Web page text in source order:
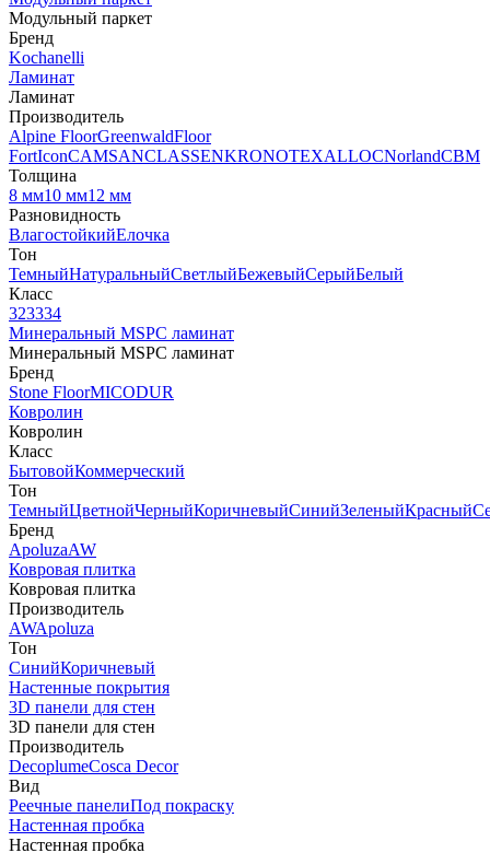
Модульный паркет
Бренд
Kochanelli
Ламинат
Ламинат
Производитель
Alpine FloorGreenwaldFloor
FortIconCAMSANCLASSENKRONOTEXALLOCNorlandCBM
Толщина
8 мм10 мм12 мм
Разновидность
ВлагостойкийЕлочка
Тон
ТемныйНатуральныйСветлыйБежевыйСерыйБелый
Класс
323334
Минеральный MSPC ламинат
Минеральный MSPC ламинат
Бренд
Stone FloorMICODUR
Ковролин
Ковролин
Класс
БытовойКоммерческий
Тон
ТемныйЦветнойЧерныйКоричневыйСинийЗеленыйКрасный
Бренд
ApoluzaAW
Ковровая плитка
Ковровая плитка
Производитель
AWApoluza
Тон
СинийКоричневый
Настенные покрытия
3D панели для стен
3D панели для стен
Производитель
DecoplumeCosca Decor
Вид
Реечные панелиПод покраску
Настенная пробка
Настенная пробка